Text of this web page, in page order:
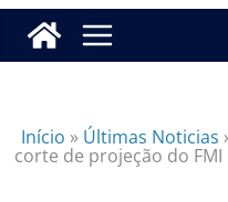
Início » Últimas Noticias
corte de projeção do